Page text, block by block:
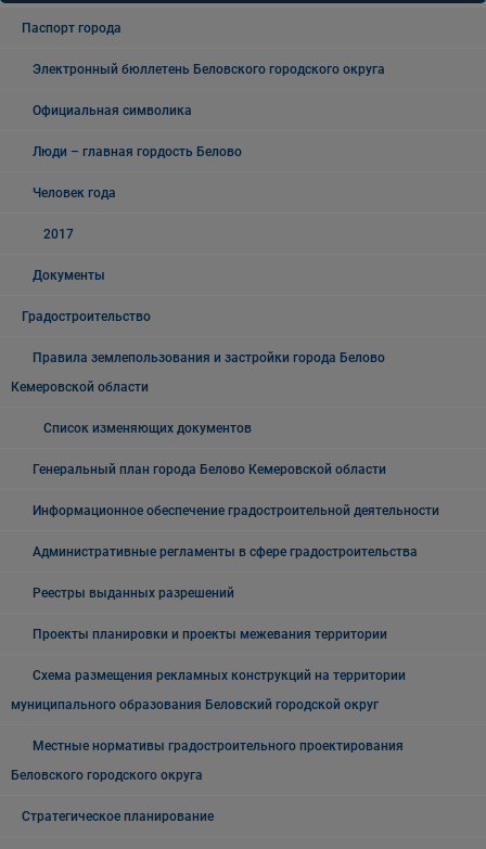
Паспорт города
Электронный бюллетень Беловского городского округа
Официальная символика
Люди – главная гордость Белово
Человек года
2017
Документы
Градостроительство
Правила землепользования и застройки города Белово
Кемеровской области
Список изменяющих документов
Генеральный план города Белово Кемеровской области
Информационное обеспечение градостроительной деятельности
Административные регламенты в сфере градостроительства
Реестры выданных разрешений
Проекты планировки и проекты межевания территории
Схема размещения рекламных конструкций на территории
муниципального образования Беловский городской округ
Местные нормативы градостроительного проектирования
Беловского городского округа
Стратегическое планирование